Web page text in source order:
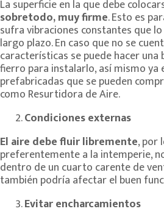
La superficie en la que debe
sobretodo, muy firme. Esto es
sufra vibraciones constantes que
largo plazo. En caso que no se
características se puede hacer
fierro para instalarlo, así mismo ya
prefabricadas que se pueden
como Resurtidora de Aire.
Condiciones externas
El aire debe fluir libremente, por
preferentemente a la intemperie,
dentro de un cuarto carente de
también podría afectar el buen
Evitar encharcamientos